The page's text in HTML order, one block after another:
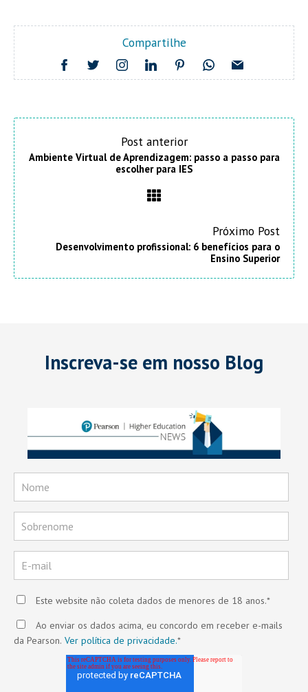
Compartilhe
Post anterior
Ambiente Virtual de Aprendizagem: passo a passo para
escolher para IES
Próximo Post
Desenvolvimento profissional: 6 benefícios para o
Ensino Superior
Inscreva-se em nosso Blog
Este website não coleta dados de menores de 18 anos.*
Ao enviar os dados acima, eu concordo em receber e-mails
da Pearson. Ver política de privacidade.*